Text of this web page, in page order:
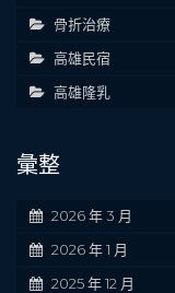
骨折治療
高雄民宿
高雄隆乳
彙整
2026 年 3 月
2026 年 1 月
2025 年 12 月